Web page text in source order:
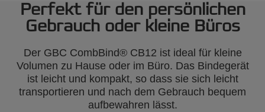
Perfekt für den persönlichen
Gebrauch oder kleine Büros
Der GBC CombBind® CB12 ist ideal für kleine
Volumen zu Hause oder im Büro. Das Bindegerät
ist leicht und kompakt, so dass sie sich leicht
transportieren und nach dem Gebrauch bequem
aufbewahren lässt.